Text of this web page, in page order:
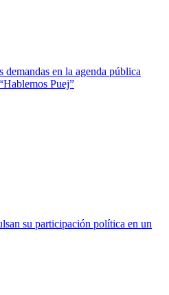
demandas en la agenda pública
Puej”
su participación política en un